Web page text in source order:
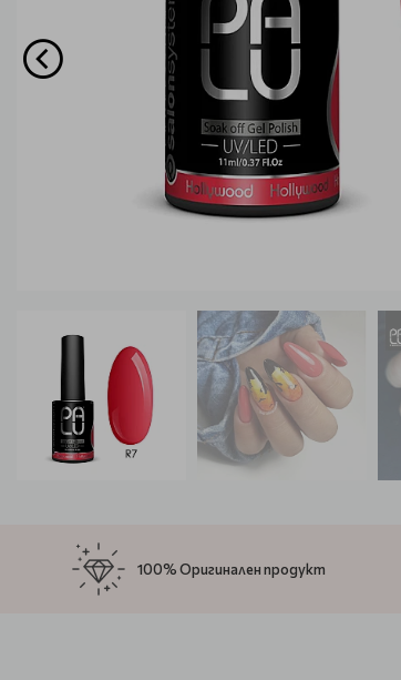
100% Оригинален продукт